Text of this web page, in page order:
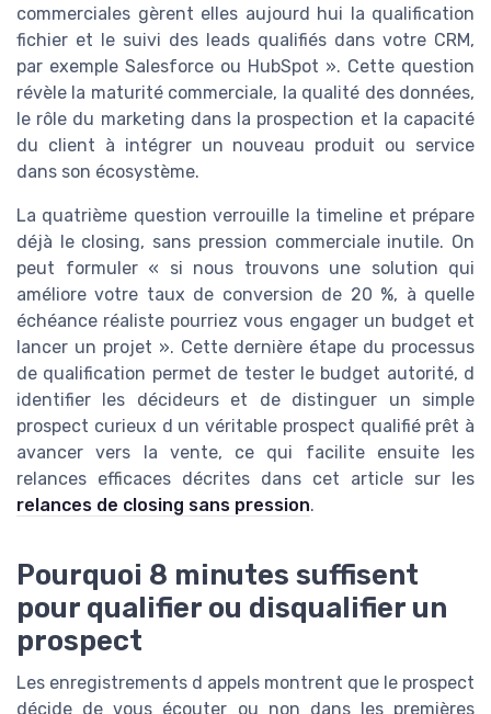
commerciales gèrent elles aujourd hui la qualification
fichier et le suivi des leads qualifiés dans votre CRM,
par exemple Salesforce ou HubSpot ». Cette question
révèle la maturité commerciale, la qualité des données,
le rôle du marketing dans la prospection et la capacité
du client à intégrer un nouveau produit ou service
dans son écosystème.
La quatrième question verrouille la timeline et prépare
déjà le closing, sans pression commerciale inutile. On
peut formuler « si nous trouvons une solution qui
améliore votre taux de conversion de 20 %, à quelle
échéance réaliste pourriez vous engager un budget et
lancer un projet ». Cette dernière étape du processus
de qualification permet de tester le budget autorité, d
identifier les décideurs et de distinguer un simple
prospect curieux d un véritable prospect qualifié prêt à
avancer vers la vente, ce qui facilite ensuite les
relances efficaces décrites dans cet article sur les
relances de closing sans pression.
Pourquoi 8 minutes suffisent
pour qualifier ou disqualifier un
prospect
Les enregistrements d appels montrent que le prospect
décide de vous écouter ou non dans les premières